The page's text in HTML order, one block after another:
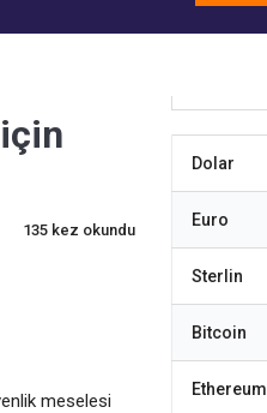
135 kez okundu
meselesi
Dolar
Euro
Sterlin
Bitcoin
Ethereum